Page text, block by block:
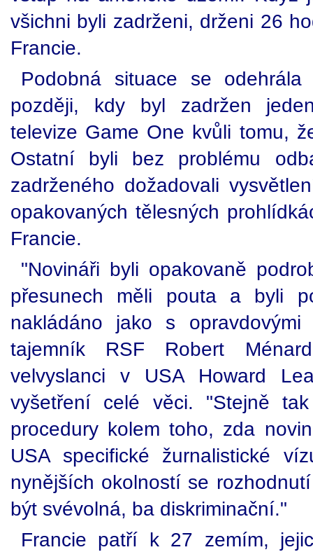
všichni byli zadrženi, drženi 26
Francie.
Podobná situace se
později, kdy byl zadržen
televize Game One kvůli tomu,
Ostatní byli bez problému
zadrženého dožadovali
opakovaných tělesných
Francie.
"Novináři byli opakovaně
přesunech měli pouta a byli
nakládáno jako s
tajemník RSF Robert
velvyslanci v USA Howard
vyšetření celé věci. "Stejně
procedury kolem toho, zda
USA specifické žurnalistické
nynějších okolností se
být svévolná, ba diskriminační."
Francie patří k 27 zemím,